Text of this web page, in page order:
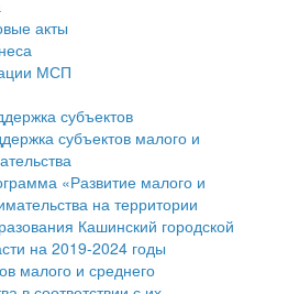
Тверской области
муниципального округа
территориями
граждан
ранее учтенных
субъектов малого и
акты
МСП
субъектов
субъектов малого и
«Развитие малого и
на территории
Кашинский городской
на 2019-2024 годы
малого и среднего